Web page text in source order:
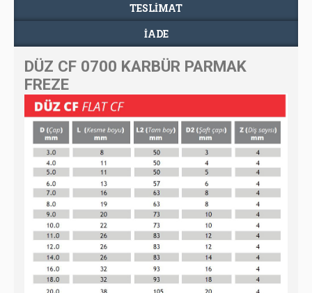
TESLIMAT
İADE
DÜZ CF 0700 KARBÜR PARMAK
FREZE